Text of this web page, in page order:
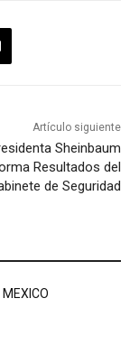
Artículo siguiente
Sheinbaum
Resultados del
de Seguridad
MEXICO